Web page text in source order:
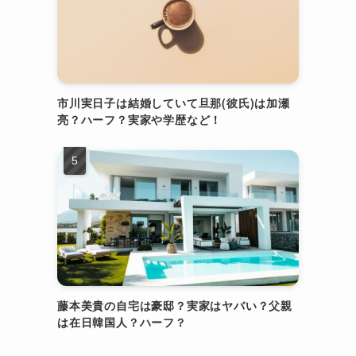
市川実日子は結婚していて旦那(彼氏)は加瀬
亮？ハーフ？実家や学歴など！
藤本美貴の自宅は豪邸？実家はヤバい？父親
は在日韓国人？ハーフ？